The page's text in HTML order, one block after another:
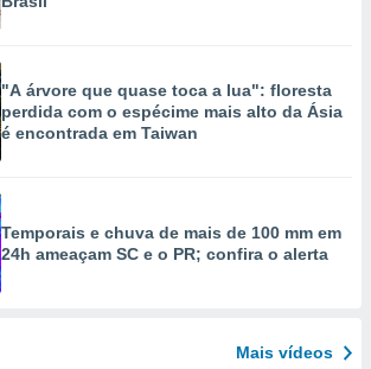
"A árvore que quase toca a lua": floresta
perdida com o espécime mais alto da Ásia
é encontrada em Taiwan
Temporais e chuva de mais de 100 mm em
24h ameaçam SC e o PR; confira o alerta
Mais vídeos